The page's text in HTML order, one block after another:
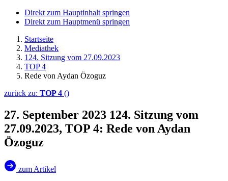
Direkt zum Hauptinhalt springen
Direkt zum Hauptmenü springen
Startseite
Mediathek
124. Sitzung vom 27.09.2023
TOP 4
Rede von Aydan Özoguz
zurück zu: TOP 4 ()
27. September 2023 124. Sitzung vom
27.09.2023, TOP 4: Rede von Aydan
Özoguz
zum Artikel